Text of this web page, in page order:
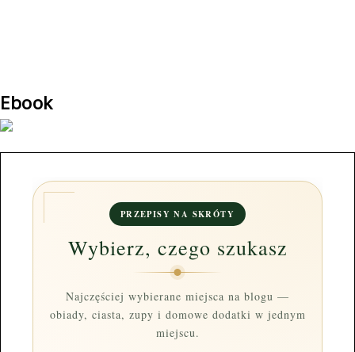
Ebook
PRZEPISY NA SKRÓTY
Wybierz, czego szukasz
Najczęściej wybierane miejsca na blogu —
obiady, ciasta, zupy i domowe dodatki w jednym
miejscu.